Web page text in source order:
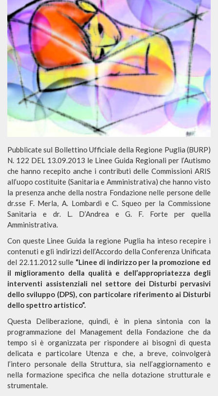
Pubblicate sul Bollettino Ufficiale della Regione Puglia (BURP)
N. 122 DEL 13.09.2013 le Linee Guida Regionali per l’Autismo
che hanno recepito anche i contributi delle Commissioni ARIS
all’uopo costituite (Sanitaria e Amministrativa) che hanno visto
la presenza anche della nostra Fondazione nelle persone delle
dr.sse F. Merla, A. Lombardi e C. Squeo per la Commissione
Sanitaria e dr. L. D’Andrea e G. F. Forte per quella
Amministrativa.
Con queste Linee Guida la regione Puglia ha inteso recepire i
contenuti e gli indirizzi dell’Accordo della Conferenza Unificata
del 22.11.2012 sulle “Linee di indirizzo per la promozione ed
il miglioramento della qualità e dell’appropriatezza degli
interventi assistenziali nel settore dei Disturbi pervasivi
dello sviluppo (DPS), con particolare riferimento ai Disturbi
dello spettro artistico”.
Questa Deliberazione, quindi, è in piena sintonia con la
programmazione del Management della Fondazione che da
tempo si è organizzata per rispondere ai bisogni di questa
delicata e particolare Utenza e che, a breve, coinvolgerà
l’intero personale della Struttura, sia nell’aggiornamento e
nella formazione specifica che nella dotazione strutturale e
strumentale.